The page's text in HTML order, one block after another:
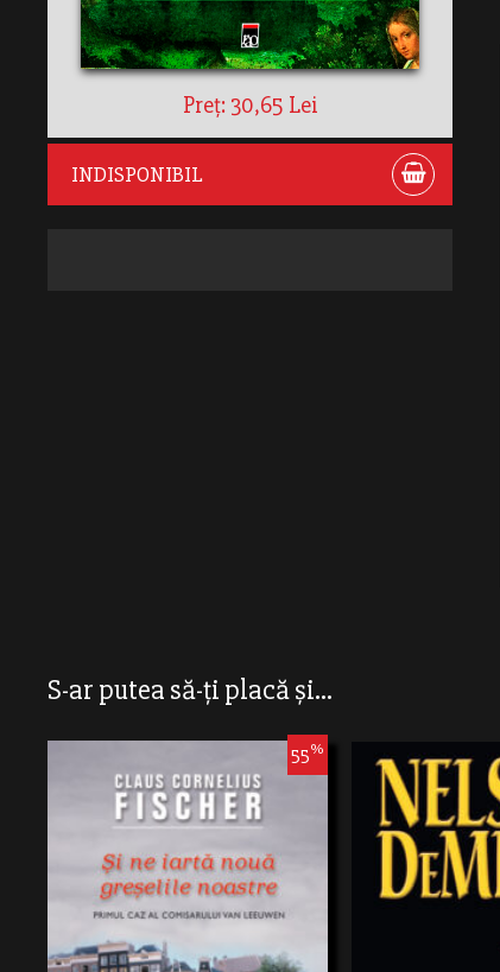
Preț: 30,65 Lei
INDISPONIBIL
S-ar putea să-ți placă și...
55%